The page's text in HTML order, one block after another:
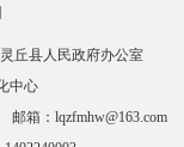
丘县人民政府办公室
中心
邮箱：lqzfmhw@163.com